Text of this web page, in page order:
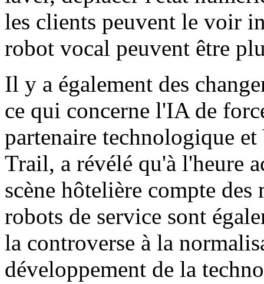
les clients peuvent le voir
robot vocal peuvent être
Il y a également des
ce qui concerne l'IA de
partenaire technologique
Trail, a révélé qu'à l'heure
scène hôtelière compte
robots de service sont
la controverse à la
développement de la